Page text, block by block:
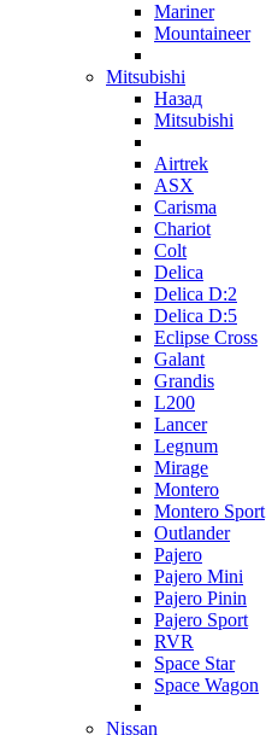
Mariner
Mountaineer
Mitsubishi
Назад
Mitsubishi
Airtrek
ASX
Carisma
Chariot
Colt
Delica
Delica D:2
Delica D:5
Eclipse Cross
Galant
Grandis
L200
Lancer
Legnum
Mirage
Montero
Montero Sport
Outlander
Pajero
Pajero Mini
Pajero Pinin
Pajero Sport
RVR
Space Star
Space Wagon
Nissan